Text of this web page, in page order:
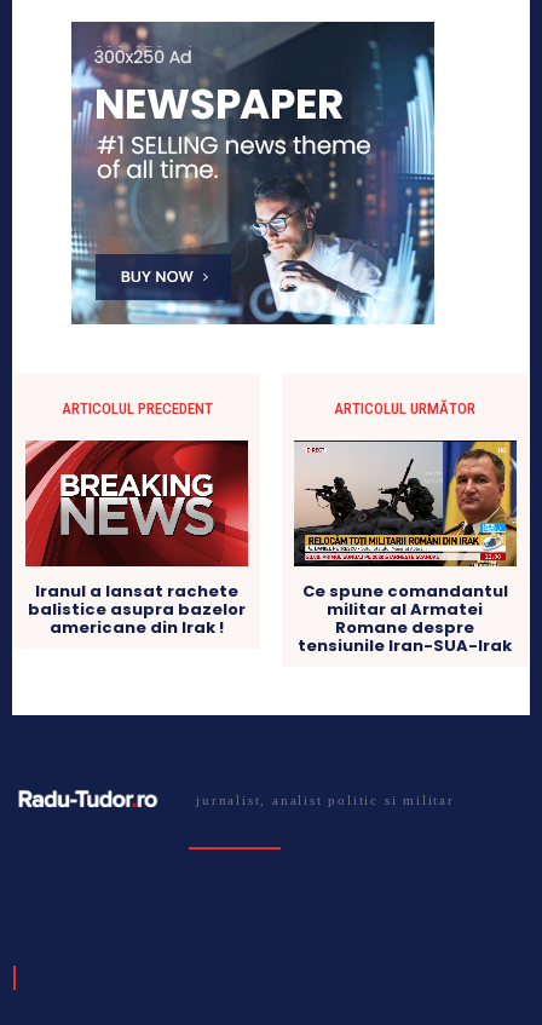
ARTICOLUL PRECEDENT
Iranul a lansat rachete
balistice asupra bazelor
americane din Irak !
ARTICOLUL URMĂTOR
Ce spune comandantul
militar al Armatei
Romane despre
tensiunile Iran-SUA-Irak
jurnalist, analist politic si militar